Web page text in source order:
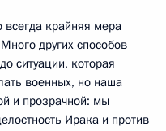
крайняя мера
других способов
ситуации, которая
военных, но наша
и прозрачной: мы
Ирака и против